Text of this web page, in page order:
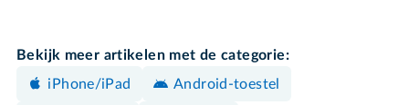
Bekijk meer artikelen met de categorie:
iPhone/iPad
Android-toestel